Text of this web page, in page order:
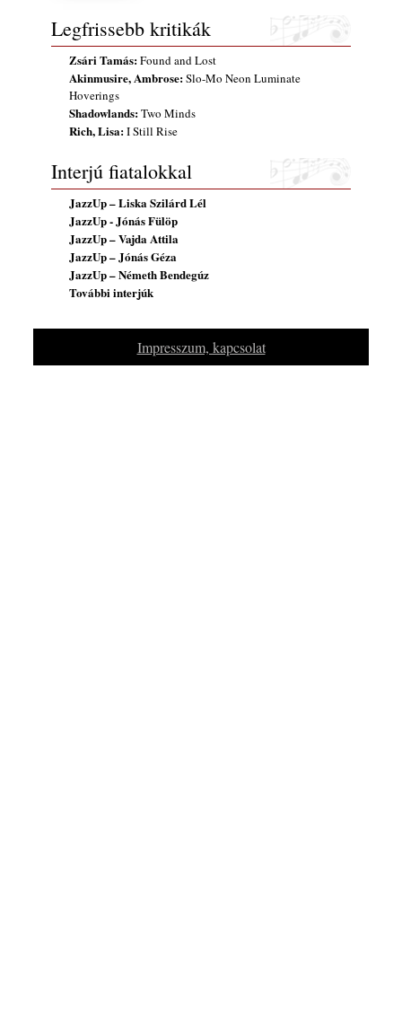
Magyar jazzmuzsikus szülők és zenész
gyermekeik – 42. rész: Vörös László +
Vörösné Strausz Eszter + Vörös Bence
2026. július 30.
The Next Generation — 11. rész: Horváth
2026. július 25.
Eged Márton: Old Songs
2026. július 25.
FREE JAZZ ALBUMS 2026 - 134. rész
2026. július 16.
A free jazz kiemelkedő alakjai - 79. rész:
Marion Brown
2026. július 13.
Legfrissebb kritikák
Zsári Tamás:Found and Lost
Akinmusire, Ambrose:Slo-Mo Neon Luminate
Hoverings
Shadowlands:Two Minds
Rich, Lisa:I Still Rise
Interjú fiatalokkal
JazzUp – Liska Szilárd Lél
JazzUp - Jónás Fülöp
JazzUp – Vajda Attila
JazzUp – Jónás Géza
JazzUp – Németh Bendegúz
További interjúk
Impresszum, kapcsolat